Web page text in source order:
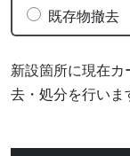
新設箇所に現在
去・処分を行いま
既存物撤去